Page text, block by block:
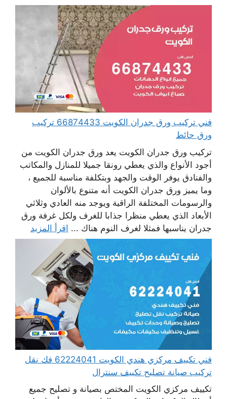
فني تركيب ورق جدران الكويت 66874433 تركيب
ورق حائط
تركيب ورق جدران الكويت يعد ورق جدران الكويت من
أجود الأنواع والذي يعطي رونقا جميلا للمنازل والمكاتب
والفنادق يوفر الوقت والجهد وبتكلفة مناسبة للجميع ،
وما يميز ورق جدران الكويت أنه متنوع بالألوان
والرسومات المختلفة الراقية ويوجد منه العادي وثلاثي
الأبعاد الذي يعطي منظرا جذابا للغرف ولكل غرفة ورق
جدران يناسبها فمثلا لغرف النوم هناك ... اقرأ المزيد
فني تكييف مركزي هندي الكويت 62224041 فك نقل
تركيب صيانة تصليح تكييف سنترال
تكييف مركزي الكويت المختص بصيانة و تصليح جميع